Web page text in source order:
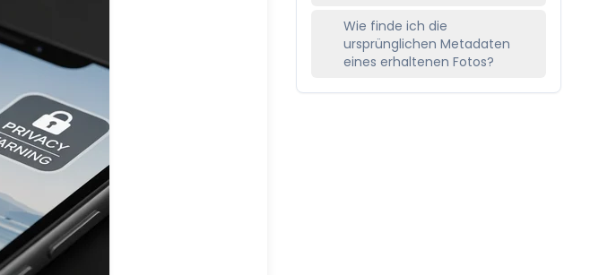
Wie finde ich die
ursprünglichen Metadaten
eines erhaltenen Fotos?